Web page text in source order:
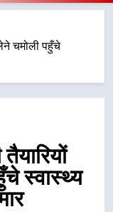
चमोली पहुँचे
स्वास्थ्य